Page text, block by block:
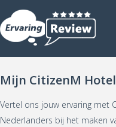
Mijn CitizenM
Vertel ons jouw ervaring met
Nederlanders bij het maken